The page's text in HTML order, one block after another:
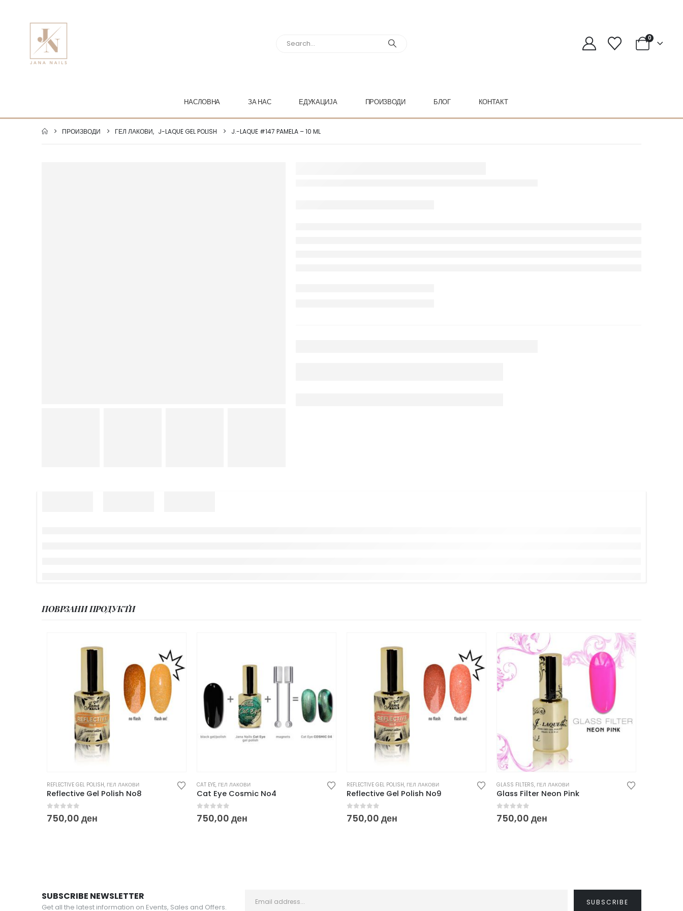
0
НАСЛОВНА ЗА НАС ЕДУКАЦИЈА ПРОИЗВОДИ БЛОГ КОНТАКТ
ПРОИЗВОДИ ГЕЛ ЛАКОВИ, J-LAQUE GEL POLISH J.-LAQUE #147 PAMELA – 10 ML
ПОВРЗАНИ ПРОДУКТИ
REFLECTIVE GEL POLISH, ГЕЛ ЛАКОВИ
Reflective Gel Polish No8
0out of 5
750,00 ден
CAT EYE, ГЕЛ ЛАКОВИ
Cat Eye Cosmic No4
0out of 5
750,00 ден
REFLECTIVE GEL POLISH, ГЕЛ ЛАКОВИ
Reflective Gel Polish No9
0out of 5
750,00 ден
GLASS FILTERS, ГЕЛ ЛАКОВИ
Glass Filter Neon Pink
0out of 5
750,00 ден
SUBSCRIBE NEWSLETTER
Get all the latest information on Events, Sales and Offers.